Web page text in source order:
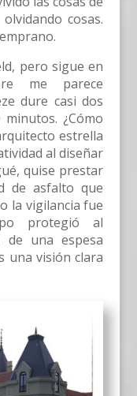
cosas.
pero sigue en
me parece
dure casi dos
¿Cómo
estrella
al diseñar
quise prestar
de asfalto que
la vigilancia fue
protegió al
de una espesa
una visión clara